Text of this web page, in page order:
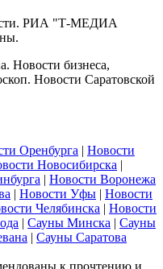
РИА "Т-МЕДИА
Новости бизнеса,
Новости Саратовской
Оренбурга | Новости
Новосибирска |
| Новости Воронежа
| Новости Уфы | Новости
Челябинска | Новости
| Сауны Минска | Сауны
| Сауны Саратова
к прочтению и